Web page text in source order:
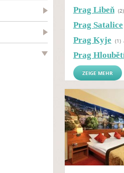
Prag Libeň (2)
Prag Satalice
Prag Kyje (1)
Prag
ZEIGE MEHR